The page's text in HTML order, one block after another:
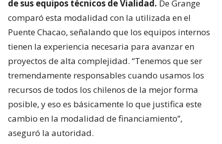
de sus equipos técnicos de Vialidad. De Grange
comparó esta modalidad con la utilizada en el
Puente Chacao, señalando que los equipos internos
tienen la experiencia necesaria para avanzar en
proyectos de alta complejidad. “Tenemos que ser
tremendamente responsables cuando usamos los
recursos de todos los chilenos de la mejor forma
posible, y eso es básicamente lo que justifica este
cambio en la modalidad de financiamiento”,
aseguró la autoridad.